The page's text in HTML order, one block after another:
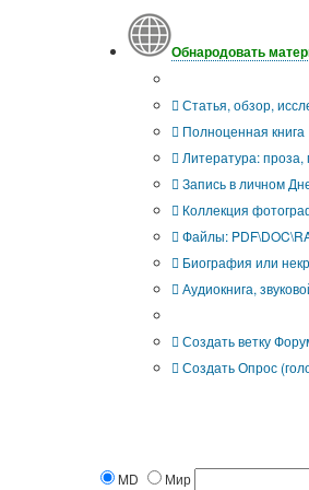
Обнародовать
Статья, обзор,
Полноценная книга
Литература: проза,
Запись в личном
Коллекция
Файлы:
Биография или
Аудиокнига,
Создать ветку
Создать Опрос
MD Мир